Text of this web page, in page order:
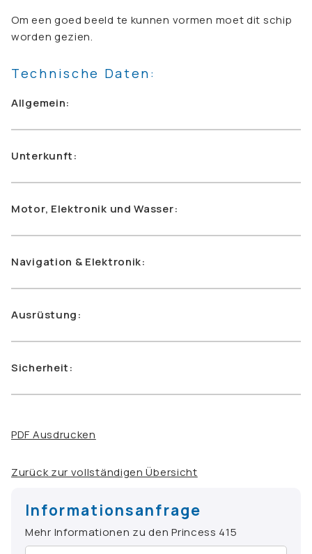
Om een goed beeld te kunnen vormen moet dit schip
worden gezien.
Technische Daten:
Allgemein:
Unterkunft:
Motor, Elektronik und Wasser:
Navigation & Elektronik:
Ausrüstung:
Sicherheit:
PDF Ausdrucken
Zurück zur vollständigen Übersicht
Informationsanfrage
Mehr Informationen zu den Princess 415